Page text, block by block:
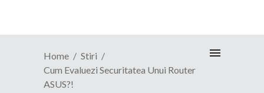
Home
Stiri
Cum Evaluezi Securitatea Unui Router
ASUS?!